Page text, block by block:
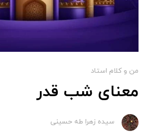
من و کلام استاد
معنای شب قدر
سیده زهرا طه حسینی